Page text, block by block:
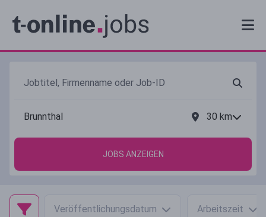
30 km
JOBS ANZEIGEN
Veröffentlichungsdatum Arbeitszeit